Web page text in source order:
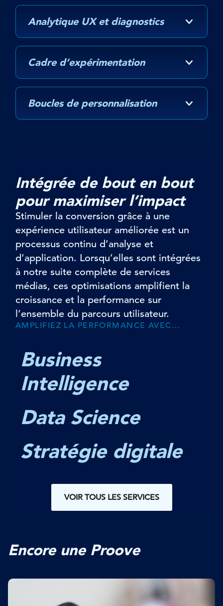
Analytique UX et diagnostics
Cadre d’expérimentation
Boucles de personnalisation
Intégrée de bout en bout
pour maximiser l’impact
Stimuler la conversion grâce à une
expérience utilisateur améliorée est un
processus continu d’analyse et
d’application. Lorsqu’elles sont intégrées
à notre suite complète de services
médias, ces optimisations amplifient la
croissance et la performance sur
l’ensemble du parcours utilisateur.
AMPLIFIEZ LA PERFORMANCE AVEC…
Business
Intelligence
Data Science
Stratégie digitale
VOIR TOUS LES SERVICES
Encore une Proove